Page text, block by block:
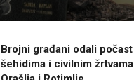
Brojni građani odali počast
šehidima i civilnim žrtvama